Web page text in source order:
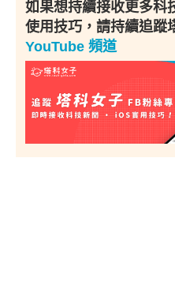
如果想持續接收更多科
使用技巧，請持續追蹤
YouTube 頻道